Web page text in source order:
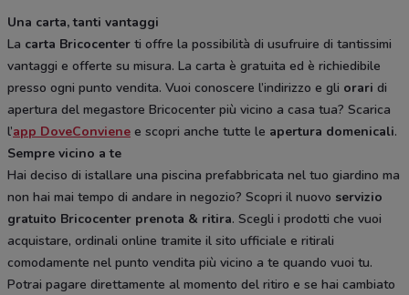
Una carta, tanti vantaggi
La carta Bricocenter ti offre la possibilità di usufruire di tantissimi
vantaggi e offerte su misura. La carta è gratuita ed è richiedibile
presso ogni punto vendita. Vuoi conoscere l’indirizzo e gli orari di
apertura del megastore Bricocenter più vicino a casa tua? Scarica
l’app DoveConviene e scopri anche tutte le apertura domenicali.
Sempre vicino a te
Hai deciso di istallare una piscina prefabbricata nel tuo giardino ma
non hai mai tempo di andare in negozio? Scopri il nuovo servizio
gratuito Bricocenter prenota & ritira. Scegli i prodotti che vuoi
acquistare, ordinali online tramite il sito ufficiale e ritirali
comodamente nel punto vendita più vicino a te quando vuoi tu.
Potrai pagare direttamente al momento del ritiro e se hai cambiato